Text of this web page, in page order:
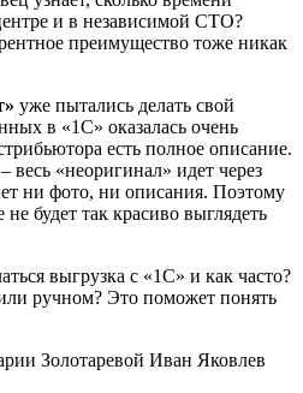
и в независимой СТО?
преимущество тоже никак
уже пытались делать свой
в «1С» оказалась очень
есть полное описание.
весь «неоригинал» идет через
ни фото, ни описания. Поэтому
будет так красиво выглядеть
выгрузка с «1С» и как часто?
ручном? Это поможет понять
Золотаревой Иван Яковлев